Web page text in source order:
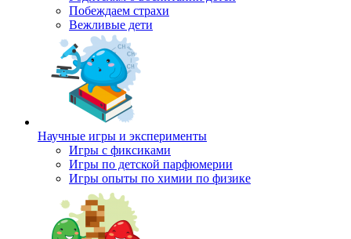
Побеждаем страхи
Вежливые дети
Научные игры и эксперименты
Игры с фиксиками
Игры по детской парфюмерии
Игры опыты по химии по физике